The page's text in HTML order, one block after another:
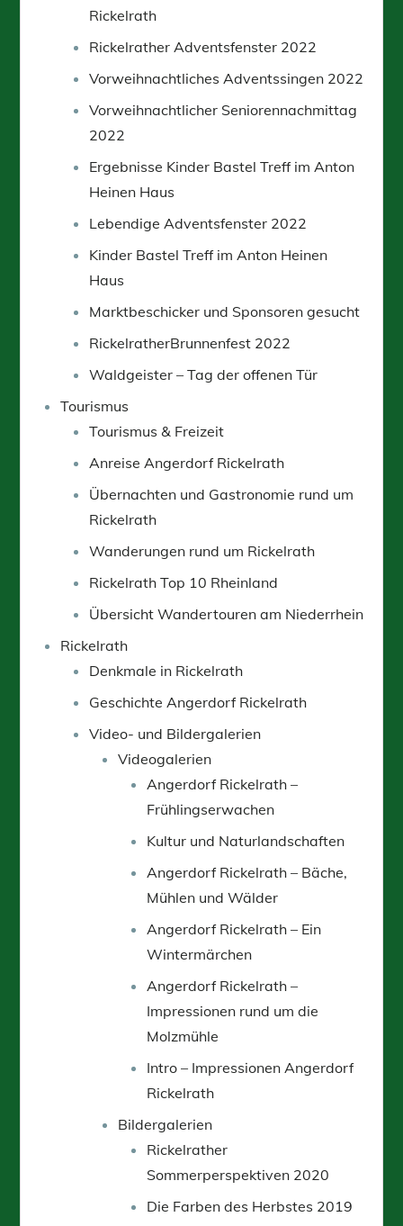
Rickelrath
Rickelrather Adventsfenster 2022
Vorweihnachtliches Adventssingen 2022
Vorweihnachtlicher Seniorennachmittag
2022
Ergebnisse Kinder Bastel Treff im Anton
Heinen Haus
Lebendige Adventsfenster 2022
Kinder Bastel Treff im Anton Heinen
Haus
Marktbeschicker und Sponsoren gesucht
RickelratherBrunnenfest 2022
Waldgeister – Tag der offenen Tür
Tourismus
Tourismus & Freizeit
Anreise Angerdorf Rickelrath
Übernachten und Gastronomie rund um
Rickelrath
Wanderungen rund um Rickelrath
Rickelrath Top 10 Rheinland
Übersicht Wandertouren am Niederrhein
Rickelrath
Denkmale in Rickelrath
Geschichte Angerdorf Rickelrath
Video- und Bildergalerien
Videogalerien
Angerdorf Rickelrath –
Frühlingserwachen
Kultur und Naturlandschaften
Angerdorf Rickelrath – Bäche,
Mühlen und Wälder
Angerdorf Rickelrath – Ein
Wintermärchen
Angerdorf Rickelrath –
Impressionen rund um die
Molzmühle
Intro – Impressionen Angerdorf
Rickelrath
Bildergalerien
Rickelrather
Sommerperspektiven 2020
Die Farben des Herbstes 2019